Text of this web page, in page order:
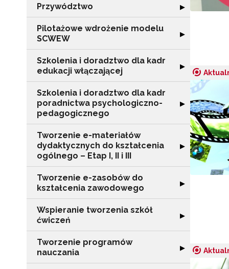
Przywództwo Rozwiń sekcję
▶
Pilotażowe wdrożenie modelu
SCWEW
Rozwiń sekcję
▶
Szkolenia i doradztwo dla kadr
edukacji włączającej
Rozwiń sekcję
▶
Szkolenia i doradztwo dla kadr
poradnictwa psychologiczno-
pedagogicznego
Rozwiń sekcję
▶
Tworzenie e-materiałów
dydaktycznych do kształcenia
ogólnego – Etap I, II i III
Rozwiń sekcję
▶
Tworzenie e-zasobów do
kształcenia zawodowego
Rozwiń sekcję
▶
Wspieranie tworzenia szkół
ćwiczeń
Rozwiń sekcję
▶
Tworzenie programów
nauczania
Rozwiń sekcję
▶